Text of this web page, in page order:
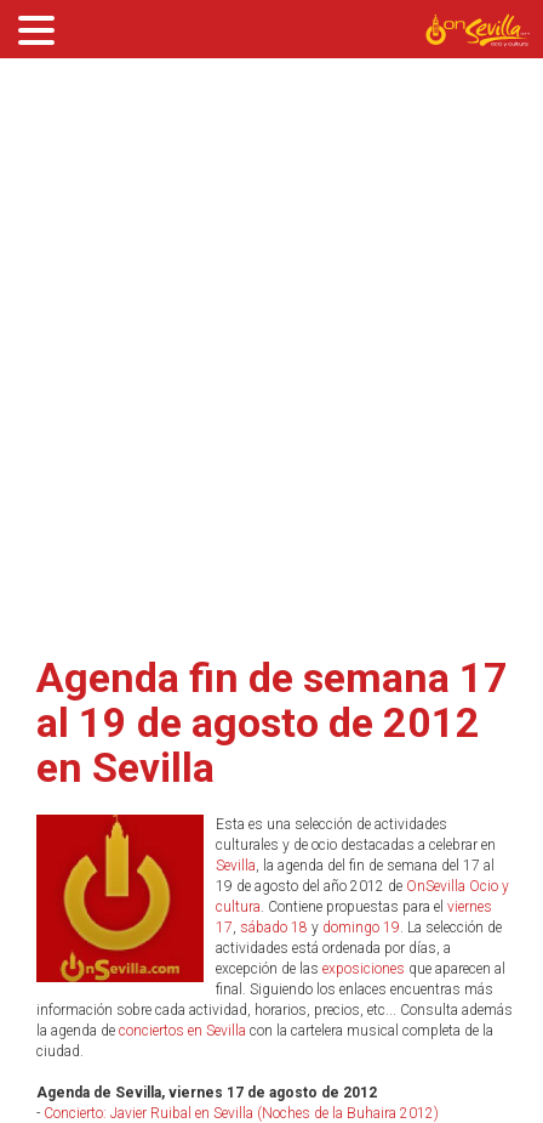
Agenda fin de semana 17
al 19 de agosto de 2012
en Sevilla
Esta es una selección de actividades
culturales y de ocio destacadas a celebrar en
Sevilla, la agenda del fin de semana del 17 al
19 de agosto del año 2012 de OnSevilla Ocio y
cultura. Contiene propuestas para el viernes
17, sábado 18 y domingo 19. La selección de
actividades está ordenada por días, a
excepción de las exposiciones que aparecen al
final. Siguiendo los enlaces encuentras más
información sobre cada actividad, horarios, precios, etc... Consulta además
la agenda de conciertos en Sevilla con la cartelera musical completa de la
ciudad.
Agenda de Sevilla, viernes 17 de agosto de 2012
- Concierto: Javier Ruibal en Sevilla (Noches de la Buhaira 2012)